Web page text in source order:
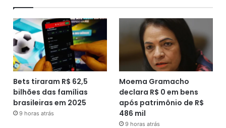
Bets tiraram R$ 62,5
bilhões das famílias
brasileiras em 2025
9 horas atrás
Moema Gramacho
declara R$ 0 em bens
após patrimônio de R$
486 mil
9 horas atrás